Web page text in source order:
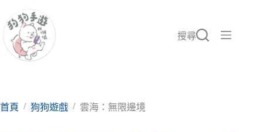
至
要
搜尋
首頁 / 狗狗遊戲 / 雲海：無限邊境